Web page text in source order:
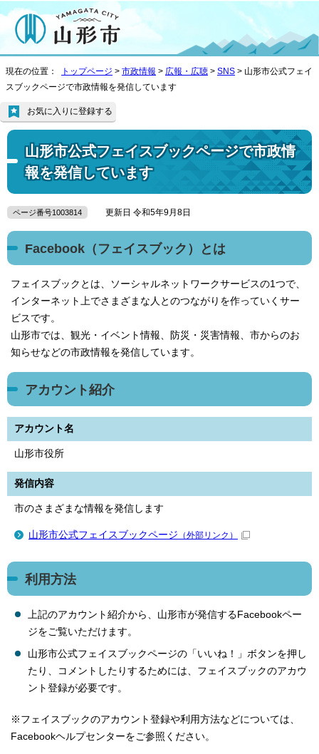
現在の位置： トップページ > 市政情報 > 広報・広聴 > SNS > 山形市公式フェイ
スブックページで市政情報を発信しています
山形市公式フェイスブックページで市政情
報を発信しています
お気に入りに登録する
ページ番号1003814 更新日 令和5年9月8日
Facebook（フェイスブック）とは
フェイスブックとは、ソーシャルネットワークサービスの1つで、
インターネット上でさまざまな人とのつながりを作っていくサー
ビスです。
山形市では、観光・イベント情報、防災・災害情報、市からのお
知らせなどの市政情報を発信しています。
アカウント紹介
アカウント名
山形市役所
発信内容
市のさまざまな情報を発信します
山形市公式フェイスブックページ （外部リンク）
利用方法
上記のアカウント紹介から、山形市が発信するFacebookペー
ジをご覧いただけます。
山形市公式フェイスブックページの「いいね！」ボタンを押し
たり、コメントしたりするためには、フェイスブックのアカウ
ント登録が必要です。
※フェイスブックのアカウント登録や利用方法などについては、
Facebookヘルプセンターをご参照ください。